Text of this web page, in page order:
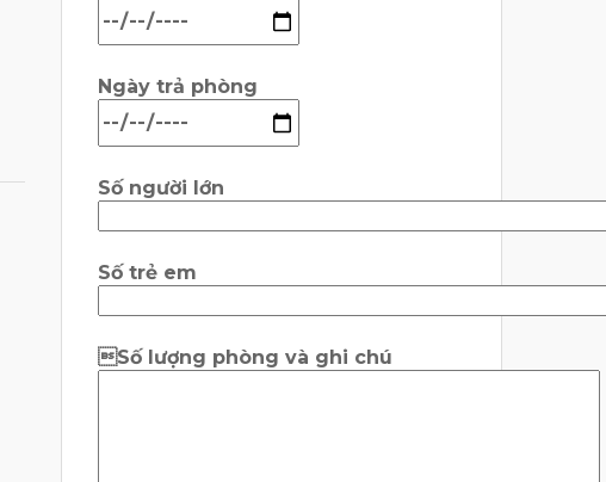
Ngày trả phòng
Số người lớn
Số trẻ em
Số lượng phòng và ghi chú